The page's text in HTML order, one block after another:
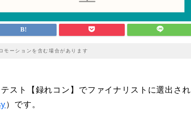
モーションを含む場合があります
スト【録れコン】でファイナリストに選出され
）です。